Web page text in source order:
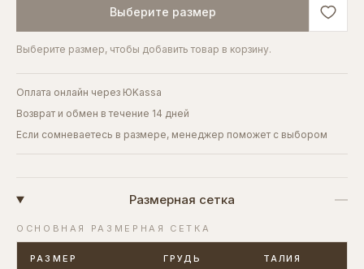
Выберите размер
Выберите размер, чтобы добавить товар в корзину.
Оплата онлайн через ЮKassa
Возврат и обмен в течение 14 дней
Если сомневаетесь в размере, менеджер поможет с выбором
Размерная сетка
ОСНОВНАЯ РАЗМЕРНАЯ СЕТКА
РАЗМЕР ГРУДЬ ТАЛИЯ